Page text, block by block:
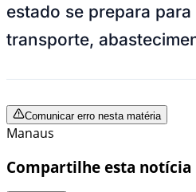
estado se prepara
transporte,
Comunicar erro nesta matéria
Manaus
Compartilhe esta notícia